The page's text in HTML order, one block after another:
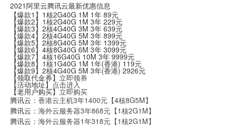
2021阿里云腾讯云最新优惠信息
【爆款1】1核2G40G 1M 1年 89元
【爆款2】1核2G40G 1M 3年 229元
【爆款3】2核4G40G 3M 3年 639元
【爆款4】2核4G40G 5M 3年 899元
【爆款5】2核8G40G 5M 3年 1399元
【爆款6】4核8G40G 6M 3年 3099元
【爆款7】4核16G40G 10M 3年 9999元
【爆款8】1核1G40G 1M 1年(香港) 119元
【爆款9】2核4G40G 5M 3年(香港) 2926元
【领取代金券】 立即领券
【活动地址】 点击进入
【老用户购买】立即购买
腾讯云： 香港云主机3年1400元【4核8G5M】
腾讯云： 海外云服务器3年868元【1核2G1M】
腾讯云： 海外云服务器1年318元【1核2G1M】